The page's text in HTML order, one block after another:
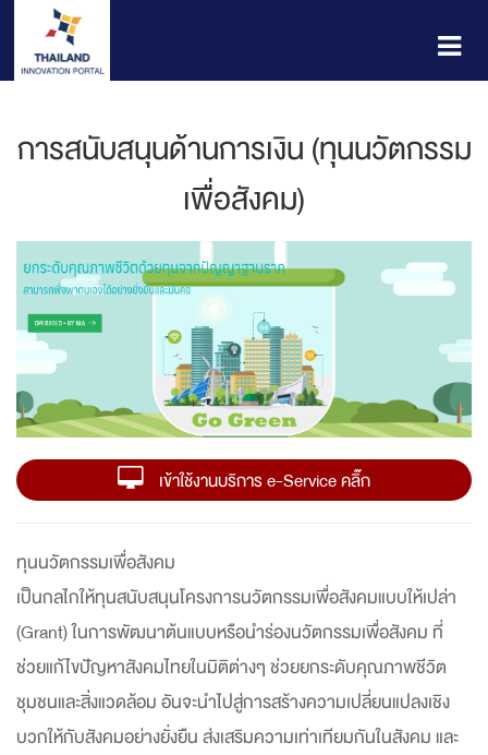
การสนับสนุนด้านการเงิน (ทุนนวัตกรรม
เพื่อสังคม)
เข้าใช้งานบริการ e-Service คลิ๊ก
ทุนนวัตกรรมเพื่อสังคม
เป็นกลไกให้ทุนสนับสนุนโครงการนวัตกรรมเพื่อสังคมแบบให้เปล่า
(Grant) ในการพัฒนาต้นแบบหรือนำร่องนวัตกรรมเพื่อสังคม ที่
ช่วยแก้ไขปัญหาสังคมไทยในมิติต่างๆ ช่วยยกระดับคุณภาพชีวิต
ชุมชนและสิ่งแวดล้อม อันจะนำไปสู่การสร้างความเปลี่ยนแปลงเชิง
บวกให้กับสังคมอย่างยั่งยืน ส่งเสริมความเท่าเทียมกันในสังคม และ